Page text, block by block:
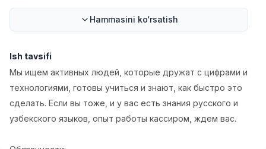
Kelishiladi
Full time job
Ish joyidan
Kelishiladi
LION_ESTATE
Full time job
Ish joyidan
1,000,000 - 2,500,000 sum
Hammasini ko‘rsatish
Ish tavsifi
Мы ищем активных людей, которые дружат с цифрами и
технологиями, готовы учиться и знают, как быстро это
сделать. Если вы тоже, и у вас есть знания русского и
узбекского языков, опыт работы кассиром, ждем вас.